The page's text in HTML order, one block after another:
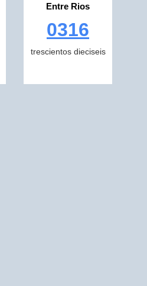
Entre Rios
0316
trescientos dieciseis